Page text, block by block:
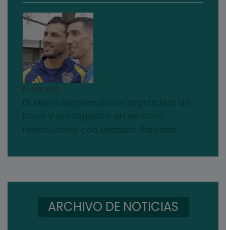
01/08/2026
ARCHIVO DE NOTICIAS